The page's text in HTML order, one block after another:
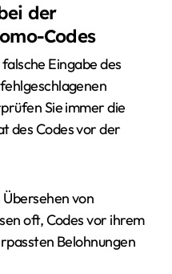
der
Codes
Eingabe des
Sie immer die
des Codes vor der
von
oft, Codes vor ihrem
Belohnungen